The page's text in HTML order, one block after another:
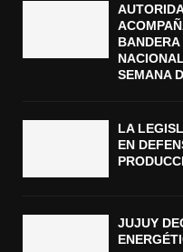
SEMANA
LA
EN
JUJUY